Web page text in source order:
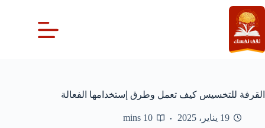
التجاوز
إلى
المحتوى
القرفة للتخسيس كيف تعمل وطرق إستخدامها الفعالة
19 يناير، 2025 10 mins